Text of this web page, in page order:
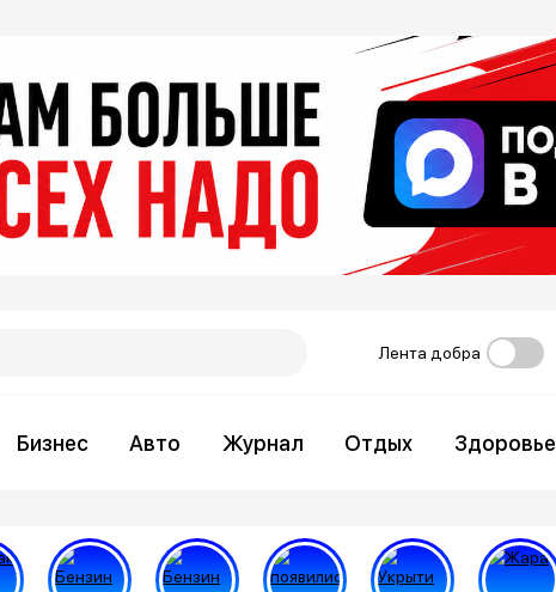
Лента добра
Бизнес Авто Журнал Отдых Здоровье